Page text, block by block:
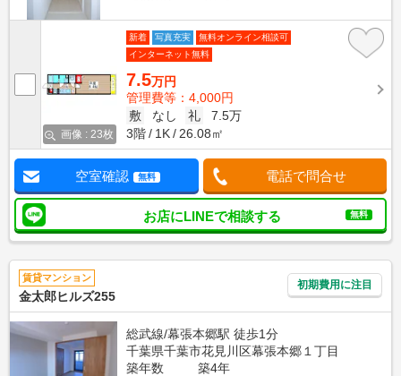
画像 : 23枚
新着 写真充実
無料オンライン相談可
インターネット無料
7.5万円
管理費等：4,000円
敷
なし 礼
7.5万
3階
1K 26.08㎡
空室確認 無料 電話で問合せ
お店にLINEで相談する 無料
賃貸マンション
金太郎ヒルズ255
初期費用に注目
総武線/幕張本郷駅 徒歩1分
千葉県千葉市花見川区幕張本郷１丁目
築年数
築4年